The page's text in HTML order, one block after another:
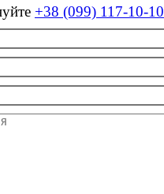
+38 (099) 117-10-10